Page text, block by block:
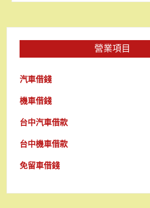
營業項目
汽車借錢
機車借錢
台中汽車借款
台中機車借款
免留車借錢